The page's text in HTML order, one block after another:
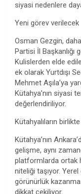
siyasi nedenlere
Yeni görev verilecek
Osman Gezgin,
Partisi İl Başkanlığı
Kulislerden elde
ek olarak Yurtdışı
Mehmet Aşıla’ya
Kütahya’nın siyasi
değerlendiriliyor.
Kütahyalıların
Kütahya’nın
gelişme, aynı
platformlarda ortak
niteliği taşıyor.
görünürlük